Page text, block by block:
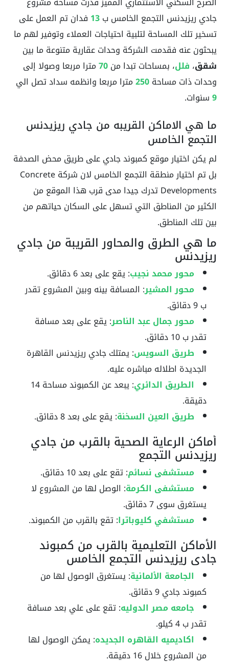
جادي ريزيدنس التجمع الخامس ب
فدان تم العمل على
تسخير تلك المساحة لتلبية احتياجات العملاء وتوفير لهم ما
يبحثون عنه فقدمت الشركة وحدات عقارية متنوعة ما بين
شقق، فلل، بمساحات تبدا من70مترا مربعا وصولا إلى
وحدات ذات مساحة250مترا مربعا وانظمه سداد تصل الي
9سنوات.
ما هي الاماكن القريبه من جادي ريزيدنس
التجمع الخامس
لم يكن اختيار موقع كمبوند جادي على طريق محض الصدفة
بل تم اختيار منطقة التجمع الخامس لان شركة Concrete
Developments تدرك جيدا مدى قرب هذا الموقع من
الكثير من المناطق التي تسهل على السكان حياتهم من
بين تلك المناطق.
ما هي الطرق والمحاور القريبة من جادي
ريزيدنس
محور محمد نجيب: يقع على بعد 6 دقائق.
محور المشير: المسافة بينه وبين المشروع تقدر
ب 9 دقائق.
محور جمال عبد الناصر: يقع على بعد مسافة
تقدر ب 10 دقائق.
طريق السويس: يمتلك جادي ريزيدنس القاهرة
الجديدة اطلاله مباشره عليه.
الطريق الدائري
: يبعد عن الكمبوند مساحة 14
دقيقة.
طريق العين السخنة: يقع على بعد 8 دقائق.
أماكن الرعاية الصحية بالقرب من جادي
ريزيدنس التجمع
مستشفى نسائم: تقع على بعد 10 دقائق.
مستشفى الكرمة: الوصل لها من المشروع لا
يستغرق سوى 7 دقائق.
مستشفي كليوباترا: تقع بالقرب من الكمبوند.
الأماكن التعليمية بالقرب من كمبوند
جادي ريزيدنس التجمع الخامس
الجامعة الألمانية: يستغرق الوصول لها من
كمبوند جادي 9 دقائق.
جامعه مصر الدوليه: تقع على علي بعد مسافة
تقدر ب 4 كيلو.
اكاديميه القاهره الجديده: يمكن الوصول لها
من المشروع خلال 16 دقيقة.